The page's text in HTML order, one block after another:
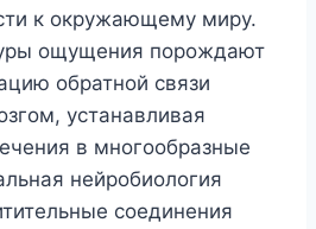
к окружающему миру.
ощущения порождают
обратной связи
устанавливая
в многообразные
нейробиология
соединения